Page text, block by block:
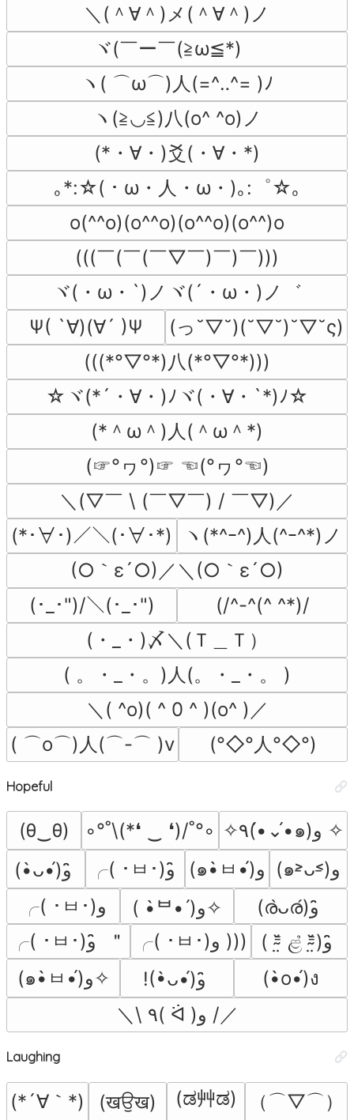
＼(＾∀＾)メ(＾∀＾)ノ
ヾ(￣ー￣(≧ω≦*)ゝ
ヽ( ⌒ω⌒)人(=^‥^= )ﾉ
ヽ(≧◡≦)八(o^ ^o)ノ
(*・∀・)爻(・∀・*)
｡*:☆(・ω・人・ω・)｡:゜☆｡
o(^^o)(o^^o)(o^^o)(o^^)o
(((￣(￣(￣▽￣)￣)￣)))
ヾ(・ω・`)ノヾ(´・ω・)ノ゛
Ψ( `∀)(∀´ )Ψ
(っ˘▽˘)(˘▽˘)˘▽˘ς)
(((*°▽°*)八(*°▽°*)))
☆ヾ(*´・∀・)ﾉヾ(・∀・`*)ﾉ☆
(*＾ω＾)人(＾ω＾*)
(☞°ヮ°)☞ ☜(°ヮ°☜)
＼(▽￣ \ (￣▽￣) / ￣▽)／
(*･∀･)／＼(･∀･*)
ヽ(*^ｰ^)人(^ｰ^*)ノ
(○｀ε´○)／＼(○｀ε´○)
(･_･")/＼(･_･")
(/^-^(^ ^*)/
(・_・)〆＼(Ｔ＿Ｔ）
( 。・_・。)人(。・_・。 )
＼( ^o)( ^ 0 ^ )(o^ )／
( ⌒o⌒)人(⌒-⌒ )v
(°◇°人°◇°)
Hopeful
(θ‿θ) ◦°˚\(*❛ ‿ ❛)/˚°◦
✧٩(•́⌄•́๑)و ✧
(๑•̀ㅂ•́)و
(๑˃̵ᴗ˂̵)و
╭( ･ㅂ･)و
( •̀ᄇ• ́)ﻭ✧
╭( ･ㅂ･)و ̑̑ ＂
╭( ･ㅂ･)و )))
(๑•̀ㅂ•́)و✧
(•̀o•́)ง
＼\ ٩( ᐛ )و /／
Laughing
(*´∀｀*) (खਉख) (ಡ艸ಡ)
（⌒▽⌒）